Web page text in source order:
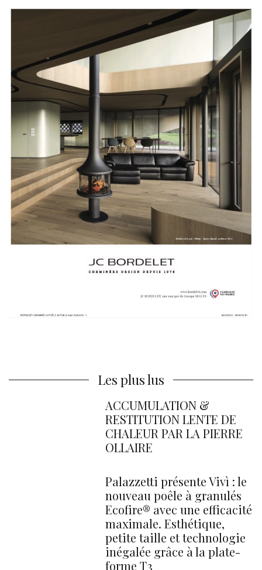
Les plus lus
ACCUMULATION &
RESTITUTION LENTE DE
CHALEUR PAR LA PIERRE
OLLAIRE
Palazzetti présente Vivì : le
nouveau poêle à granulés
Ecofire® avec une efficacité
maximale. Esthétique,
petite taille et technologie
inégalée grâce à la plate-
forme T3